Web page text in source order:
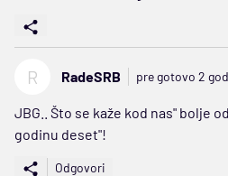
R RadeSRB pre gotovo 2
JBG.. Što se kaže kod nas" bolje
godinu deset"!
Odgovori